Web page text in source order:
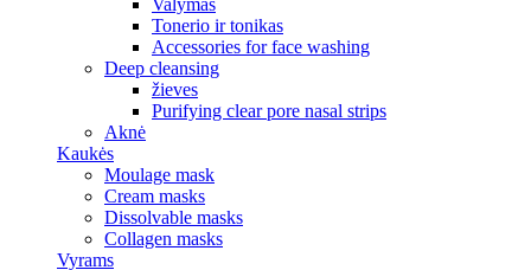
Tonerio ir tonikas
Accessories for face washing
Deep cleansing
žieves
Purifying clear pore nasal strips
Aknė
Kaukės
Moulage mask
Cream masks
Dissolvable masks
Collagen masks
Vyrams